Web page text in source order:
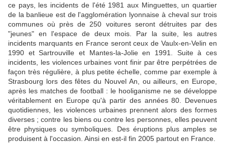
ce pays, les incidents de l'été 1981 aux Minguettes, un quartier
de la banlieue est de l'agglomération lyonnaise à cheval sur trois
communes où près de 250 voitures seront détruites par des
"jeunes" en l'espace de deux mois. Par la suite, les autres
incidents marquants en France seront ceux de Vaulx-en-Velin en
1990 et Sartrouville et Mantes-la-Jolie en 1991. Suite à ces
incidents, les violences urbaines vont finir par être perpétrées de
façon très régulière, à plus petite échelle, comme par exemple à
Strasbourg lors des fêtes du Nouvel An, ou ailleurs, en Europe,
après les matches de football : le hooliganisme ne se développe
véritablement en Europe qu'à partir des années 80. Devenues
quotidiennes, les violences urbaines prennent alors des formes
diverses ; contre les biens ou contre les personnes, elles peuvent
être physiques ou symboliques. Des éruptions plus amples se
produisent à l'occasion. Ainsi en est-il fin 2005 partout en France.